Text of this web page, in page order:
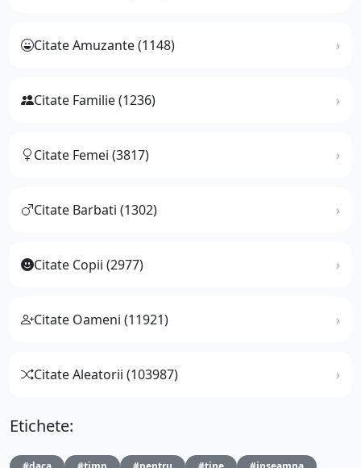
Citate Amuzante (1148)
Citate Familie (1236)
Citate Femei (3817)
Citate Barbati (1302)
Citate Copii (2977)
Citate Oameni (11921)
Citate Aleatorii (103987)
Etichete: